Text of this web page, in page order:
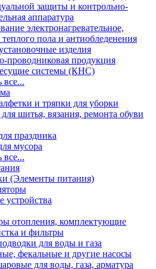
защиты и контрольно-
аппаратура
электронагревательное,
пола и антиобледенения
изделия
проводниковая продукция
системы (КНС)
все...
и тряпки для уборки
шитья, вязания, ремонта обуви
праздника
мусора
все...
(Элементы питания)
устройства
отопления, комплектующие
и фильтры
для воды и газа
фекальные и другие насосы
для воды, газа, арматура